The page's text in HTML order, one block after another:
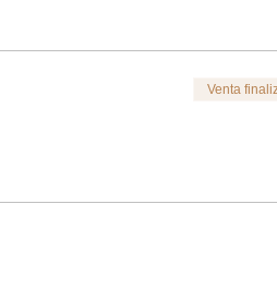
Venta